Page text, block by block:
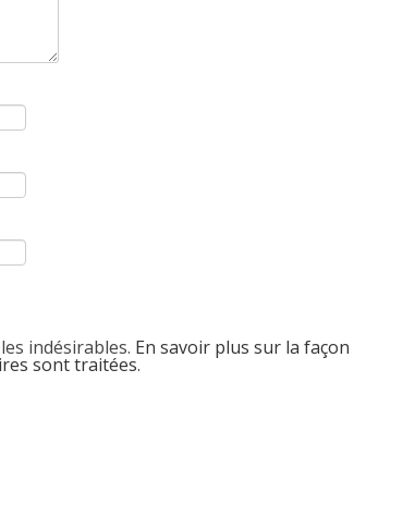
indésirables. En savoir plus sur la façon
sont traitées.